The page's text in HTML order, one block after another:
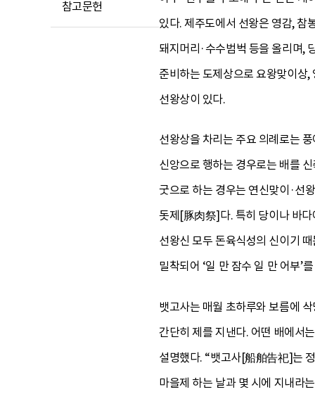
참고문헌
있다. 제주도에서 선왕은 영감, 참
돼지머리·수수범벅 등을 올리며,
준비하는 도제상으로 요왕맞이상
선왕상이 있다.
선왕상을 차리는 주요 의례로는
신앙으로 행하는 경우로는 배를
굿으로 하는 경우는 연신맞이·선
돗제[豚肉祭]다. 특히 당이나 바다
선왕신 모두 돈육식성의 신이기
밀착되어 ‘일 만 잠수 일 만 어부’
뱃고사는 매월 초하루와 보름에
간단히 제를 지낸다. 어떤 배에서
설명했다. “뱃고사[船舶告祀]는
마을제 하는 날과 몇 시에 지내라